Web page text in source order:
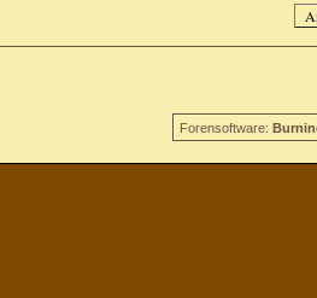
Forensoftware: